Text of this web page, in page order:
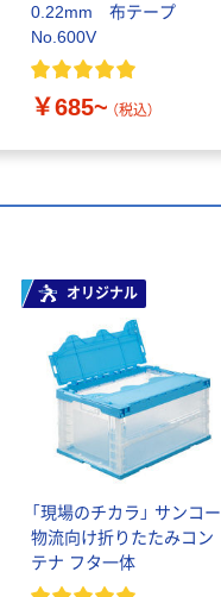
0.22mm 布テープ
No.600V
￥685~ （税込）
オリジナル
「現場のチカラ」 サンコー
物流向け折りたたみコン
テナ フタ一体